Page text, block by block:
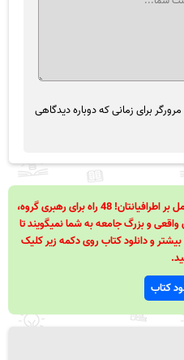
برای زمانی که دوباره دیدگاهی
48 قانون قدرت! 48 فرمول برای تسلط کامل بر اطرافیانتان! 48 راه برای رهبری گروه،
قانون که رهبران واقعی و بزرگ جامعه به شما نمیگویند تا
و دانلود کتاب روی دکمه زیر کلیک
کتاب